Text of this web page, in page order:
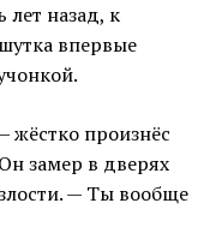
назад, к
впервые
жёстко произнёс
замер в дверях
— Ты вообще